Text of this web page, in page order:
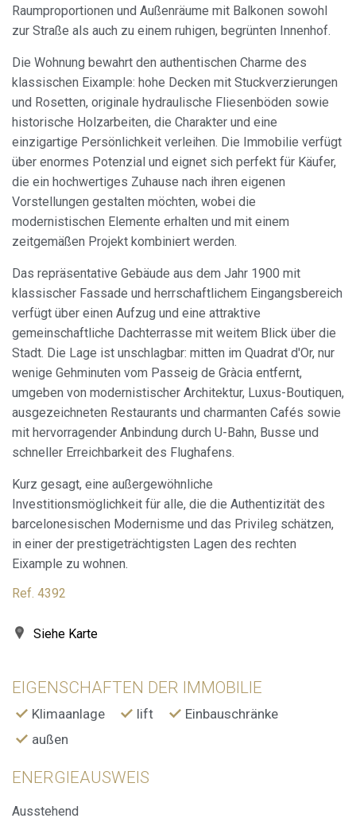
Raumproportionen und Außenräume mit Balkonen sowohl
zur Straße als auch zu einem ruhigen, begrünten Innenhof.
Die Wohnung bewahrt den authentischen Charme des
klassischen Eixample: hohe Decken mit Stuckverzierungen
und Rosetten, originale hydraulische Fliesenböden sowie
historische Holzarbeiten, die Charakter und eine
einzigartige Persönlichkeit verleihen. Die Immobilie verfügt
über enormes Potenzial und eignet sich perfekt für Käufer,
die ein hochwertiges Zuhause nach ihren eigenen
Vorstellungen gestalten möchten, wobei die
modernistischen Elemente erhalten und mit einem
zeitgemäßen Projekt kombiniert werden.
Das repräsentative Gebäude aus dem Jahr 1900 mit
klassischer Fassade und herrschaftlichem Eingangsbereich
verfügt über einen Aufzug und eine attraktive
gemeinschaftliche Dachterrasse mit weitem Blick über die
Stadt. Die Lage ist unschlagbar: mitten im Quadrat d'Or, nur
wenige Gehminuten vom Passeig de Gràcia entfernt,
umgeben von modernistischer Architektur, Luxus-Boutiquen,
ausgezeichneten Restaurants und charmanten Cafés sowie
mit hervorragender Anbindung durch U-Bahn, Busse und
schneller Erreichbarkeit des Flughafens.
Kurz gesagt, eine außergewöhnliche
Investitionsmöglichkeit für alle, die die Authentizität des
barcelonesischen Modernisme und das Privileg schätzen,
in einer der prestigeträchtigsten Lagen des rechten
Eixample zu wohnen.
Ref. 4392
Siehe Karte
EIGENSCHAFTEN DER IMMOBILIE
Klimaanlage lift
Einbauschränke
außen
ENERGIEAUSWEIS
Ausstehend
Technik und Funktional
Immer aktiv
Diese Website verwendet eigene Cookies, um
verbessern. Wenn Sie weiter surfen, akzeptieren Sie deren
Browser zu konfigurieren und auf Wunsch zu verhindern,
Navigieren auf der Website führen kann.
Verhaltens der Nutzer dieser Website. Die durch diese Art
verwendet, um die Aktivität des Webs zu messen, um
Verbesserungen einzuführen. Sie ermöglichen es uns, die
durch empfohlene Produkte ein besseres Erlebnis zu